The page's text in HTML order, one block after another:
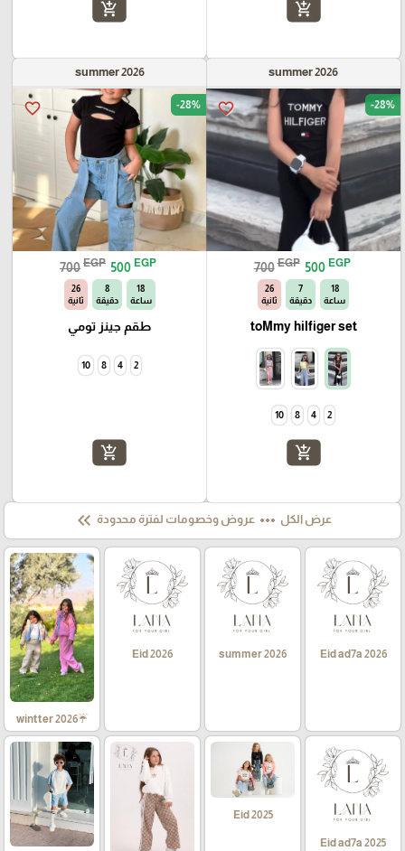
add_shopping_cart
add_shopping_cart
summer 2026
favorite_border -28%
700 EGP 500 EGP
18
ساعة
7
دقيقة
25
ثانية
toMmy hilfiger set
2
4
8
10
add_shopping_cart
summer 2026
favorite_border -28%
700 EGP 500 EGP
18
ساعة
8
دقيقة
25
ثانية
طقم جينز تومي
2
4
8
10
add_shopping_cart
عرض الكل more_horiz عروض وخصومات لفترة محدودة keyboard_double_arrow_left
Eid ad7a 2026
summer 2026
Eid 2026
☔wintter 2026
Eid ad7a 2025
Eid 2025